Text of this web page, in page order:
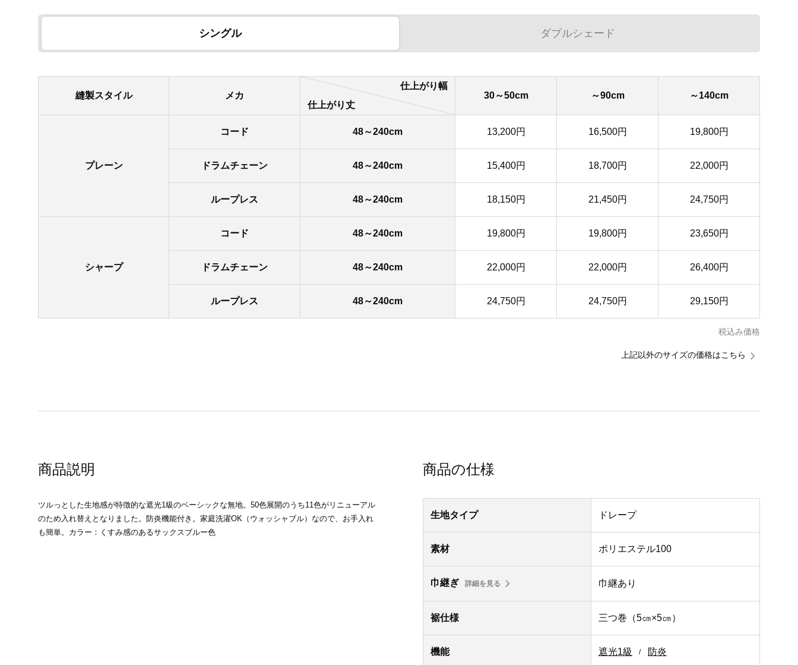
シングル ダブルシェード
縫製スタイル メカ
仕上がり幅
仕上がり丈
30～50cm ～90cm ～140cm
プレーン
コード 48～240cm 13,200円 16,500円 19,800円
ドラムチェーン 48～240cm 15,400円 18,700円 22,000円
ループレス 48～240cm 18,150円 21,450円 24,750円
シャープ
コード 48～240cm 19,800円 19,800円 23,650円
ドラムチェーン 48～240cm 22,000円 22,000円 26,400円
ループレス 48～240cm 24,750円 24,750円 29,150円
税込み価格
上記以外のサイズの価格はこちら
商品説明
ツルっとした生地感が特徴的な遮光1級のベーシックな無地。50色展開のうち11色がリニューアル
のため入れ替えとなりました。防炎機能付き。家庭洗濯OK（ウォッシャブル）なので、お手入れ
も簡単。カラー：くすみ感のあるサックスブルー色
商品の仕様
生地タイプ ドレープ
素材 ポリエステル100
巾継ぎ 詳細を見る 巾継あり
裾仕様 三つ巻（5㎝×5㎝）
機能 遮光1級 防炎